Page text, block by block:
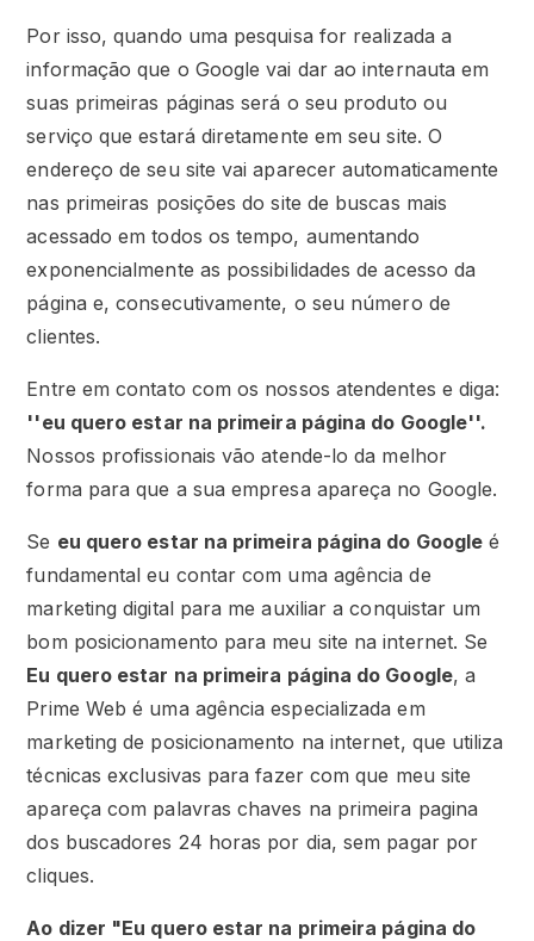
Por isso, quando uma pesquisa for realizada a
informação que o Google vai dar ao internauta em
suas primeiras páginas será o seu produto ou
serviço que estará diretamente em seu site. O
endereço de seu site vai aparecer automaticamente
nas primeiras posições do site de buscas mais
acessado em todos os tempo, aumentando
exponencialmente as possibilidades de acesso da
página e, consecutivamente, o seu número de
clientes.
Entre em contato com os nossos atendentes e diga:
''eu quero estar na primeira página do Google''.
Nossos profissionais vão atende-lo da melhor
forma para que a sua empresa apareça no Google.
Se eu quero estar na primeira página do Google é
fundamental eu contar com uma agência de
marketing digital para me auxiliar a conquistar um
bom posicionamento para meu site na internet. Se
Eu quero estar na primeira página do Google, a
Prime Web é uma agência especializada em
marketing de posicionamento na internet, que utiliza
técnicas exclusivas para fazer com que meu site
apareça com palavras chaves na primeira pagina
dos buscadores 24 horas por dia, sem pagar por
cliques.
Ao dizer "Eu quero estar na primeira página do